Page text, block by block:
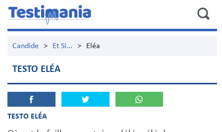
Candide > Et Si... > Eléa
TESTO ELÉA
TESTO ELÉA